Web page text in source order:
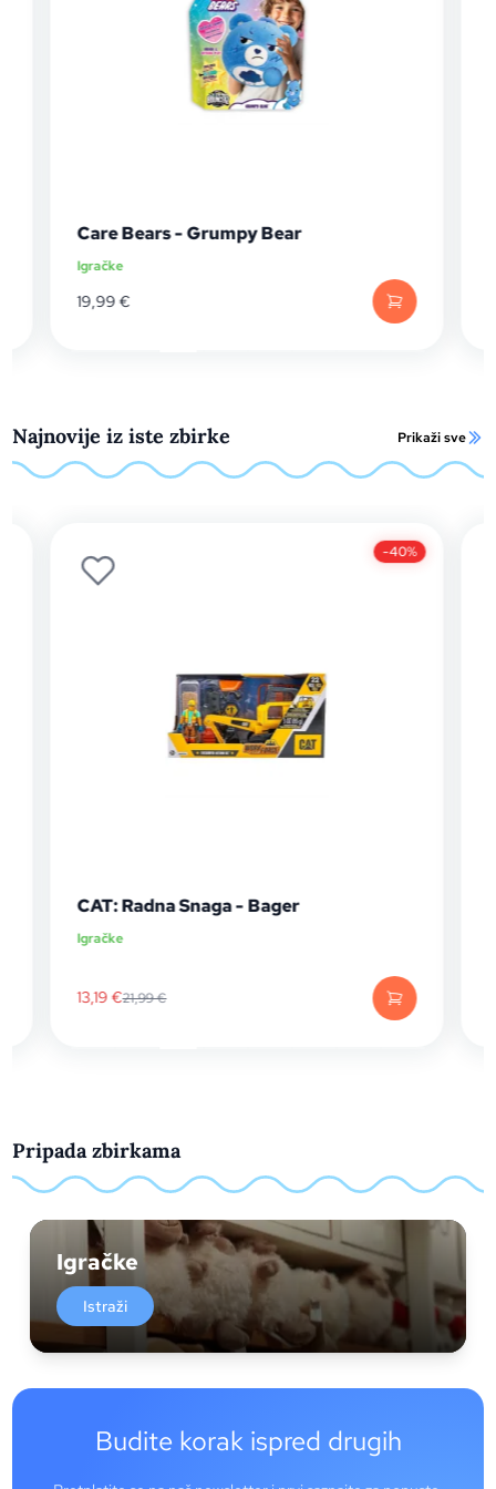
Care Bears - Grumpy Bear
Igračke
19,99€
Najnovije iz iste zbirke Prikaži sve
-40%
CAT: Radna Snaga - Bager
Igračke
13,19 €21,99€
Pripada zbirkama
Igračke
Istraži
Budite korak ispred drugih